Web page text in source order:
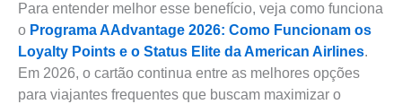
Para entender melhor esse benefício, veja como funciona
o Programa AAdvantage 2026: Como Funcionam os
Loyalty Points e o Status Elite da American Airlines.
Em 2026, o cartão continua entre as melhores opções
para viajantes frequentes que buscam maximizar o